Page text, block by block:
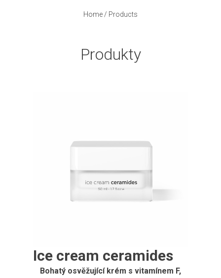
Home / Products
Produkty
Ice cream ceramides
Bohatý osvěžující krém s vitamínem F,